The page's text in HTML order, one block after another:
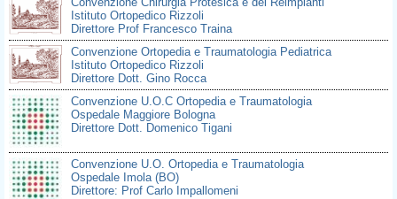
Istituto Ortopedico Rizzoli
Direttore Prof Francesco Traina
Convenzione Ortopedia e Traumatologia Pediatrica
Istituto Ortopedico Rizzoli
Direttore Dott. Gino Rocca
Convenzione U.O.C Ortopedia e Traumatologia
Ospedale Maggiore Bologna
Direttore Dott. Domenico Tigani
Convenzione U.O. Ortopedia e Traumatologia
Ospedale Imola (BO)
Direttore: Prof Carlo Impallomeni